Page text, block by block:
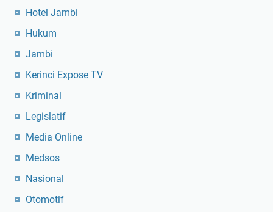
Hotel Jambi
Hukum
Jambi
Kerinci Expose TV
Kriminal
Legislatif
Media Online
Medsos
Nasional
Otomotif